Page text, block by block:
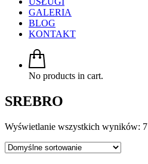
GALERIA
BLOG
KONTAKT
No products in cart.
SREBRO
Wyświetlanie wszystkich wyników: 7